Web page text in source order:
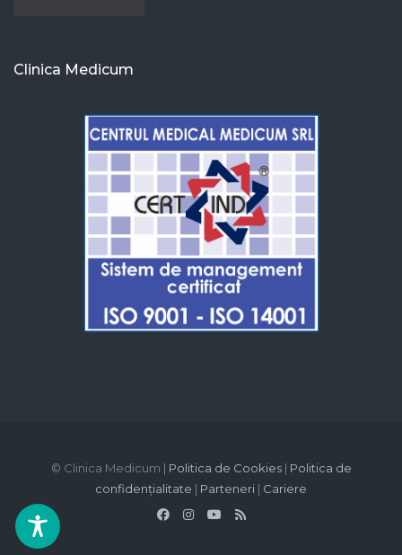
Clinica Medicum
© Clinica Medicum | Politica de Cookies| Politica de
confidențialitate | Parteneri | Cariere